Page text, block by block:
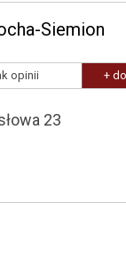
Siemion
opinii +
23